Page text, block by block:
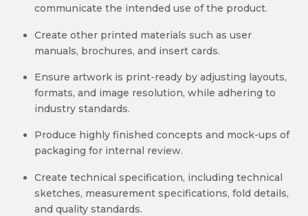
communicate the intended use of the product.
Create other printed materials such as user
manuals, brochures, and insert cards.
Ensure artwork is print-ready by adjusting layouts,
formats, and image resolution, while adhering to
industry standards.
Produce highly finished concepts and mock-ups of
packaging for internal review.
Create technical specification, including technical
sketches, measurement specifications, fold details,
and quality standards.